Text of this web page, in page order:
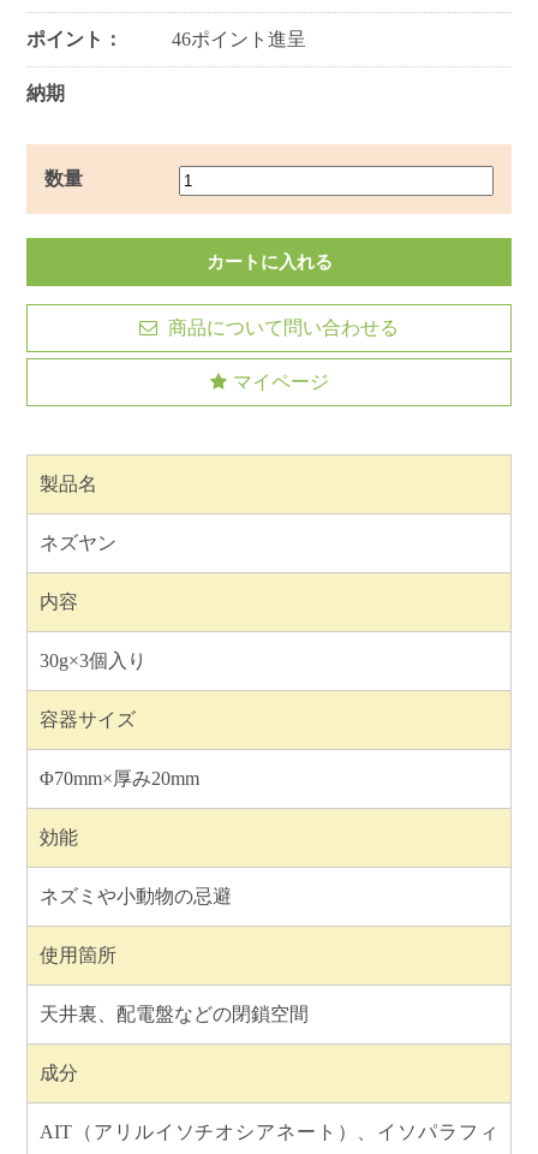
ポイント： 46ポイント進呈
納期
数量
商品について問い合わせる
マイページ
製品名
ネズヤン
内容
30g×3個入り
容器サイズ
Φ70mm×厚み20mm
効能
ネズミや小動物の忌避
使用箇所
天井裏、配電盤などの閉鎖空間
成分
AIT（アリルイソチオシアネート）、イソパラフィ